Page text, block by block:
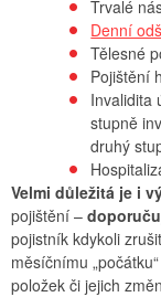
Trvalé
Denní
Tělesné
Pojištění
Invalidita
stupně
druhý
Velmi důležitá je i
pojištění –
pojistník kdykoli
měsíčnímu
položek či jejich